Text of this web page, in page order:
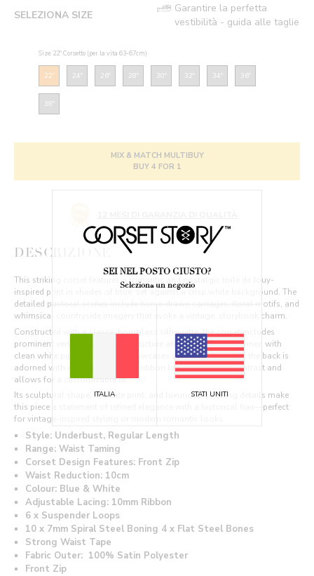
SELEZIONA SIZE
Garantire la perfetta
vestibilità - guida alle taglie
Size: 22" Corsetto (per la vita 63-67cm)
22" 24" 26" 28" 30" 32" 34" 36"
38"
MIX & MATCH MULTIBUY
BUY 4 FOR 1
DESCRIZIONE
This striking corset features a romantic and nostalgic toile de Jouy-
inspired print in shades of blue, set against a crisp white background. The
detailed pastoral scenes include horse-drawn carriages, floral motifs, and
whimsical countryside imagery that evoke a vintage, storybook charm.
Constructed with a classic hourglass silhouette, the corset includes
prominent vertical boning for structure and shaping, all outlined with
clean white piping. The front showcases a zip closure, while the back is
adorned with elegant navy satin ribbon lacing that adds contrast and
allows for a customizable fit.
Its sculptural shape, intricate print, and luxurious finishing details make
this piece a statement of refined elegance with a historical flair—perfect
for vintage-inspired styling or modern romantic looks.
Style: Underbust, Regular Length
Range: Waist Taming
Corset Design Features: Front Zip
Waist Reduction: 10cm
Colour: Blue & White
Adjustable Lacing: 10mm Ribbon
6 x Suspender Loops
10 x 7mm Spiral Steel Boning 4 x Flat Steel Bones
Strong Waist Tape
Fabric Outer: 100% Satin Polyester
Front Zip
SEI NEL POSTO GIUSTO?
Seleziona un negozio
ITALIA STATI UNITI